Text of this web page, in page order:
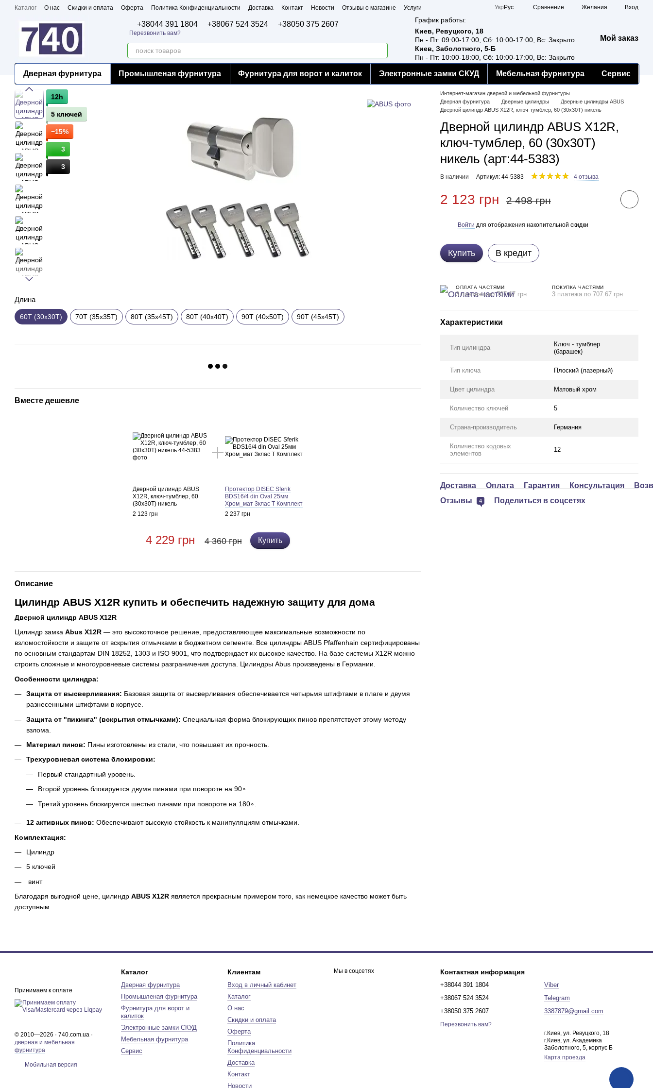
Перейти к основному контенту
Каталог О нас Скидки и оплата Оферта Политика Конфиденциальности Доставка Контакт Новости Отзывы о магазине
Услуги
Укр Рус Сравнение Желания Вход
+38044 391 1804 +38067 524 3524 +38050 375 2607
Перезвонить вам?
График работы:
Киев, Ревуцкого, 18
Пн - Пт: 09:00-17:00, Сб: 10:00-17:00, Вс: Закрыто
Киев, Заболотного, 5-Б
Пн - Пт: 10:00-18:00, Сб: 10:00-17:00, Вс: Закрыто
Мой заказ
Дверная фурнитура Промышленая фурнитура Фурнитура для ворот и калиток Электронные замки СКУД Мебельная фурнитура Сервис
12h
5 ключей
−15%
3
3
Длина
60T (30x30T) 70T (35x35T) 80T (35x45T) 80T (40x40T) 90T (40x50T) 90T (45x45T)
Вместе дешевле
Дверной цилиндр ABUS
X12R, ключ-тумблер, 60
(30х30T) никель
2 123 грн
Протектор DISEC Sferik
BDS16/4 din Oval 25мм
Хром_мат 3клас T Комплект
2 237 грн
4 229 грн 4 360 грн Купить
Описание
Цилиндр ABUS X12R купить и обеспечить надежную защиту для дома
Дверной цилиндр ABUS X12R
Цилиндр замка Abus X12R — это высокоточное решение, предоставляющее максимальные возможности по
взломостойкости и защите от вскрытия отмычками в бюджетном сегменте. Все цилиндры ABUS Pfaffenhain сертифицированы
по основным стандартам DIN 18252, 1303 и ISO 9001, что подтверждает их высокое качество. На базе системы X12R можно
строить сложные и многоуровневые системы разграничения доступа. Цилиндры Abus произведены в Германии.
Особенности цилиндра:
Защита от высверливания: Базовая защита от высверливания обеспечивается четырьмя штифтами в плаге и двумя
разнесенными штифтами в корпусе.
Защита от "пикинга" (вскрытия отмычками): Специальная форма блокирующих пинов препятствует этому методу
взлома.
Материал пинов: Пины изготовлены из стали, что повышает их прочность.
Трехуровневая система блокировки:
Первый стандартный уровень.
Второй уровень блокируется двумя пинами при повороте на 90∘.
Третий уровень блокируется шестью пинами при повороте на 180∘.
12 активных пинов: Обеспечивают высокую стойкость к манипуляциям отмычками.
Комплектация:
Цилиндр
5 ключей
винт
Благодаря выгодной цене, цилиндр ABUS X12R является прекрасным примером того, как немецкое качество может быть
доступным.
Интернет-магазин дверной и мебельной фурнитуры
Дверная фурнитура
Дверные цилиндры
Дверные цилиндры ABUS
Дверной цилиндр ABUS X12R, ключ-тумблер, 60 (30х30T) никель
Дверной цилиндр ABUS X12R,
ключ-тумблер, 60 (30х30T)
никель (арт:44-5383)
В наличии Артикул: 44-5383 4 отзыва
2 123 грн 2 498 грн
Войти для отображения накопительной скидки
Купить В кредит
ОПЛАТА ЧАСТЯМИ
3 платежа по 707.67 грн
ПОКУПКА ЧАСТЯМИ
3 платежа по 707.67 грн
Характеристики
Тип цилиндра
Ключ - тумблер
(барашек)
Тип ключа Плоский (лазерный)
Цвет цилиндра Матовый хром
Количество ключей 5
Страна-производитель Германия
Количество кодовых
элементов
12
Доставка Оплата Гарантия Консультация
Отзывы
4 Поделиться в соцсетях
Принимаем к оплате
© 2010—2026 · 740.com.ua ·
дверная и мебельная
фурнитура
Мобильная версия
Каталог
Дверная фурнитура
Промышленая фурнитура
Фурнитура для ворот и
калиток
Электронные замки СКУД
Мебельная фурнитура
Сервис
Клиентам
Вход в личный кабинет
Каталог
О нас
Скидки и оплата
Оферта
Политика
Конфиденциальности
Доставка
Контакт
Новости
Мы в соцсетях Контактная информация
+38044 391 1804
+38067 524 3524
+38050 375 2607
Перезвонить вам?
Viber
Telegram
3387879@gmail.com
г.Киев, ул. Ревуцкого, 18
г.Киев, ул. Академика
Заболотного, 5, корпус Б
Карта проезда